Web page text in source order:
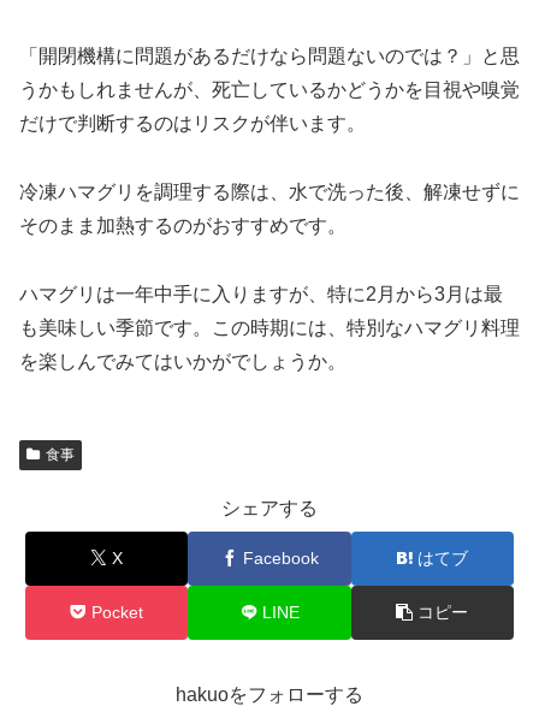
「開閉機構に問題があるだけなら問題ないのでは？」と思
うかもしれませんが、死亡しているかどうかを目視や嗅覚
だけで判断するのはリスクが伴います。
冷凍ハマグリを調理する際は、水で洗った後、解凍せずに
そのまま加熱するのがおすすめです。
ハマグリは一年中手に入りますが、特に2月から3月は最
も美味しい季節です。この時期には、特別なハマグリ料理
を楽しんでみてはいかがでしょうか。
食事
シェアする
X Facebook はてブ
Pocket LINE コピー
hakuoをフォローする